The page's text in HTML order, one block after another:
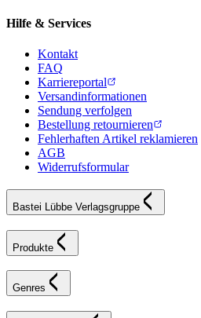
Hilfe & Services
Kontakt
FAQ
Karriereportal
Versandinformationen
Sendung verfolgen
Bestellung retournieren
Fehlerhaften Artikel reklamieren
AGB
Widerrufsformular
Bastei Lübbe Verlagsgruppe
Produkte
Genres